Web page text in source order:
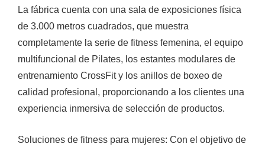
La fábrica cuenta con una sala de exposiciones física
de 3.000 metros cuadrados, que muestra
completamente la serie de fitness femenina, el equipo
multifuncional de Pilates, los estantes modulares de
entrenamiento CrossFit y los anillos de boxeo de
calidad profesional, proporcionando a los clientes una
experiencia inmersiva de selección de productos.
Soluciones de fitness para mujeres: Con el objetivo de